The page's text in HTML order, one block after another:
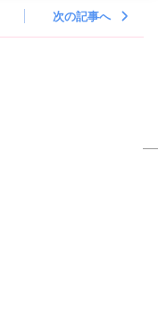
次の記事へ